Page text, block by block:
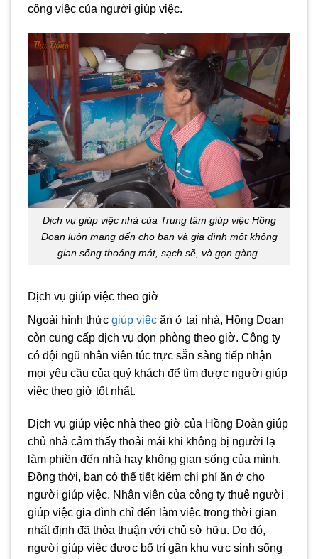
công việc của người giúp việc.
Dịch vụ giúp việc nhà của Trung tâm giúp việc Hồng
Doan luôn mang đến cho bạn và gia đình một không
gian sống thoáng mát, sạch sẽ, và gọn gàng.
Dịch vụ giúp việc theo giờ
Ngoài hình thức giúp việc ăn ở tại nhà, Hồng Doan
còn cung cấp dịch vụ dọn phòng theo giờ. Công ty
có đội ngũ nhân viên túc trực sẵn sàng tiếp nhận
mọi yêu cầu của quý khách để tìm được người giúp
việc theo giờ tốt nhất.
Dịch vụ giúp việc nhà theo giờ của Hồng Đoàn giúp
chủ nhà cảm thấy thoải mái khi không bị người lạ
làm phiền đến nhà hay không gian sống của mình.
Đồng thời, bạn có thể tiết kiệm chi phí ăn ở cho
người giúp việc. Nhân viên của công ty thuê người
giúp việc gia đình chỉ đến làm việc trong thời gian
nhất định đã thỏa thuận với chủ sở hữu. Do đó,
người giúp việc được bố trí gần khu vực sinh sống